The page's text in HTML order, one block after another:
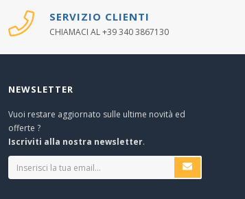
SERVIZIO CLIENTI
CHIAMACI AL +39 340 3867130
NEWSLETTER
Vuoi restare aggiornato sulle ultime novità ed
offerte ?
Iscriviti alla nostra newsletter.